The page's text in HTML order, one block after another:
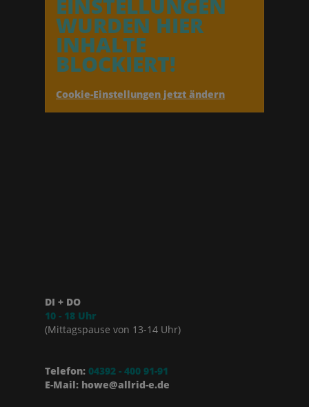
EINSTELLUNGEN
WURDEN HIER
INHALTE
BLOCKIERT!
Cookie-Einstellungen jetzt ändern
DI + DO
10 - 18 Uhr
(Mittagspause von 13-14 Uhr)
Telefon: 04392 - 400 91-91
E-Mail: howe@allrid-e.de